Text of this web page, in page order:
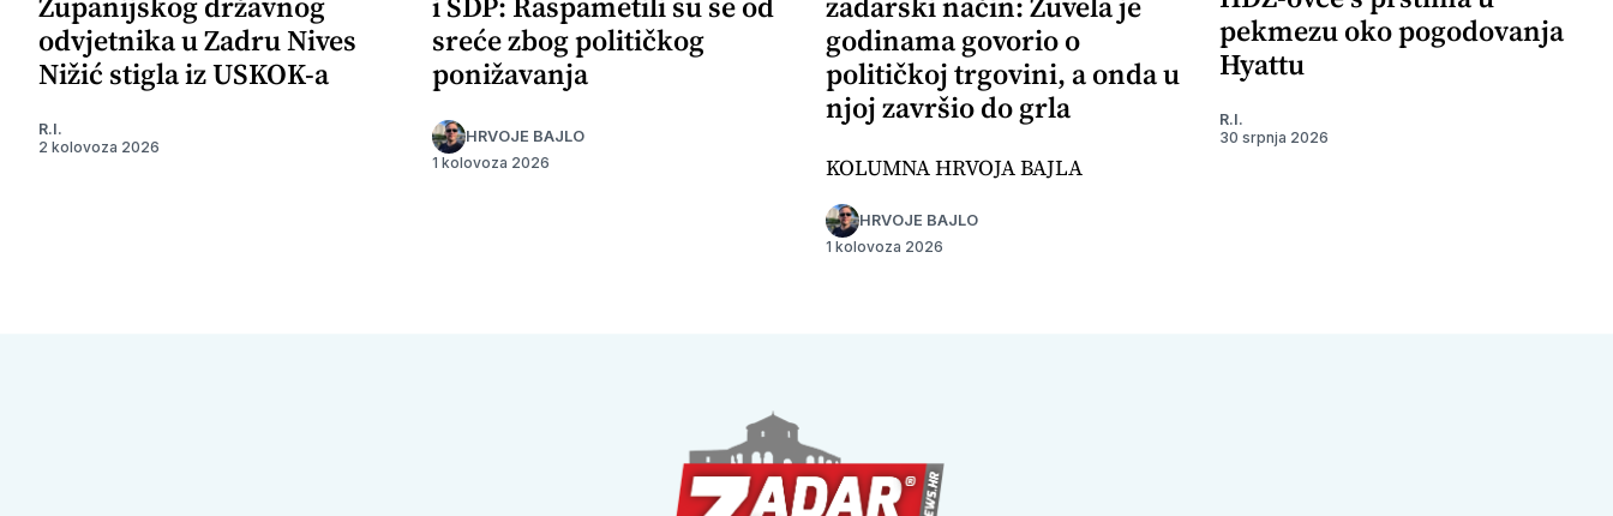
odvjetnika u Zadru Nives
Nižić stigla iz USKOK-a
R.I.
2 kolovoza 2026
sreće zbog političkog
ponižavanja
HRVOJE BAJLO
1 kolovoza 2026
godinama govorio o
političkoj trgovini, a onda u
njoj završio do grla
KOLUMNA HRVOJA BAJLA
HRVOJE BAJLO
1 kolovoza 2026
pekmezu oko pogodovanja
Hyattu
R.I.
30 srpnja 2026